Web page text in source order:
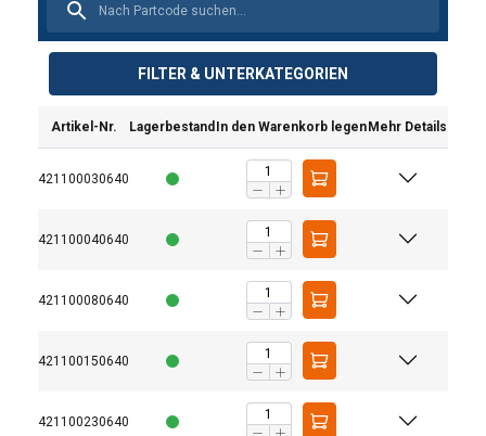
FILTER & UNTERKATEGORIEN
Artikel-Nr. Lagerbestand In den Warenkorb legen Mehr Details
421100030640
421100040640
421100080640
421100150640
421100230640